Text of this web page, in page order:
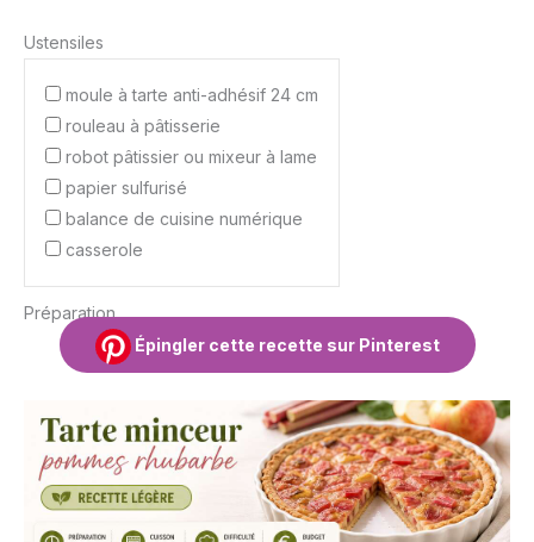
Ustensiles
moule à tarte anti-adhésif 24 cm
rouleau à pâtisserie
robot pâtissier ou mixeur à lame
papier sulfurisé
balance de cuisine numérique
casserole
Préparation
Épingler cette recette sur Pinterest